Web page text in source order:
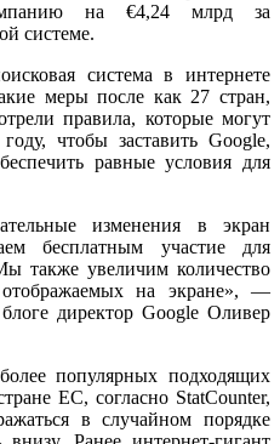
на €4,24 млрд за
системе.
система в интернете
меры после как 27 стран,
правила, которые могут
чтобы заставить Google,
равные условия для
изменения в экран
бесплатным участие для
также увеличим количество
на экране», —
директор Google Оливер
популярных подходящих
ЕС, согласно StatCounter,
в случайном порядке